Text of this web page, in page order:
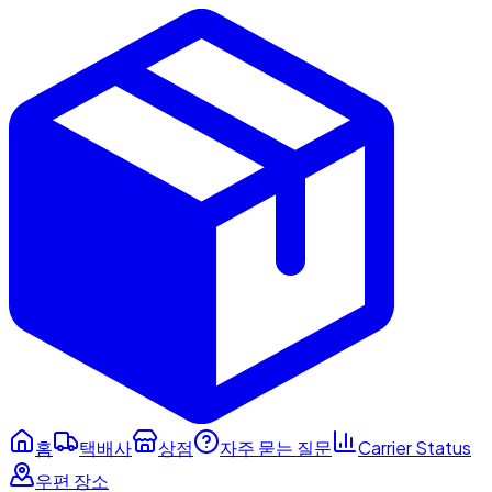
홈 택배사 상점 자주 묻는 질문
Carrier Status
우편 장소